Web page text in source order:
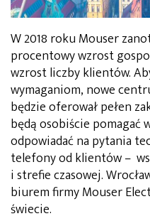
W 2018 roku Mouser
procentowy wzrost
wzrost liczby klientów.
wymaganiom, nowe
będzie oferował pełen
będą osobiście pomagać
odpowiadać na pytania
telefony od klientów –
i strefie czasowej.
biurem firmy Mouser
świecie.